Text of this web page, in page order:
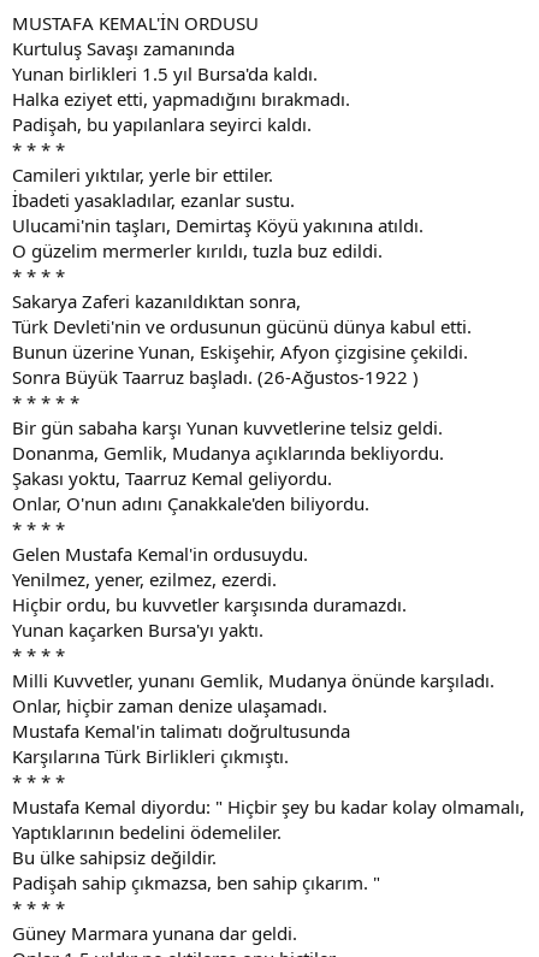
MUSTAFA KEMAL'İN ORDUSU
Kurtuluş Savaşı zamanında
Yunan birlikleri 1.5 yıl Bursa'da kaldı.
Halka eziyet etti, yapmadığını bırakmadı.
Padişah, bu yapılanlara seyirci kaldı.
* * * *
Camileri yıktılar, yerle bir ettiler.
İbadeti yasakladılar, ezanlar sustu.
Ulucami'nin taşları, Demirtaş Köyü yakınına atıldı.
O güzelim mermerler kırıldı, tuzla buz edildi.
* * * *
Sakarya Zaferi kazanıldıktan sonra,
Türk Devleti'nin ve ordusunun gücünü dünya kabul etti.
Bunun üzerine Yunan, Eskişehir, Afyon çizgisine çekildi.
Sonra Büyük Taarruz başladı. (26-Ağustos-1922 )
* * * * *
Bir gün sabaha karşı Yunan kuvvetlerine telsiz geldi.
Donanma, Gemlik, Mudanya açıklarında bekliyordu.
Şakası yoktu, Taarruz Kemal geliyordu.
Onlar, O'nun adını Çanakkale'den biliyordu.
* * * *
Gelen Mustafa Kemal'in ordusuydu.
Yenilmez, yener, ezilmez, ezerdi.
Hiçbir ordu, bu kuvvetler karşısında duramazdı.
Yunan kaçarken Bursa'yı yaktı.
* * * *
Milli Kuvvetler, yunanı Gemlik, Mudanya önünde karşıladı.
Onlar, hiçbir zaman denize ulaşamadı.
Mustafa Kemal'in talimatı doğrultusunda
Karşılarına Türk Birlikleri çıkmıştı.
* * * *
Mustafa Kemal diyordu: " Hiçbir şey bu kadar kolay olmamalı,
Yaptıklarının bedelini ödemeliler.
Bu ülke sahipsiz değildir.
Padişah sahip çıkmazsa, ben sahip çıkarım. "
* * * *
Güney Marmara yunana dar geldi.